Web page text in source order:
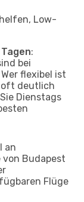
Low-
:
bei
flexibel ist
oft deutlich
Dienstags
an
Budapest
Flüge